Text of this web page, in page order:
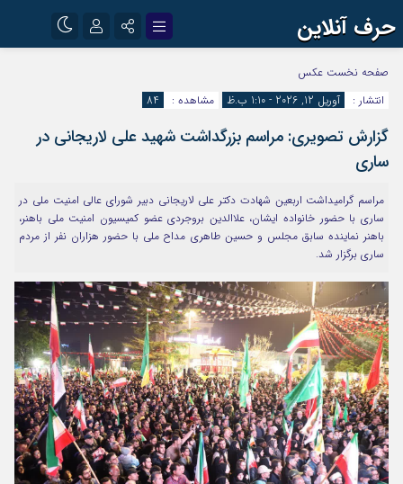
حرف آنلاین
اینستاگرام
آپارات
رمز عبور
مرا به خاطر بسپار
صفحه نخست عکس
انتشار :
آوریل 12, 2026 - 1:10 ب.ظ مشاهده : 84
گزارش تصویری: مراسم بزرگداشت شهید علی لاریجانی در
ساری
مراسم گرامیداشت اربعین شهادت دکتر علی لاریجانی دبیر شورای عالی امنیت ملی در
ساری با حضور خانواده ایشان، علاالدین بروجردی عضو کمیسیون امنیت ملی باهنر،
باهنر نماینده سابق مجلس و حسین طاهری مداح ملی با حضور هزاران نفر از مردم
ساری برگزار شد.